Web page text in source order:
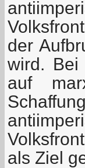
der
wird. Bei
auf
als Ziel